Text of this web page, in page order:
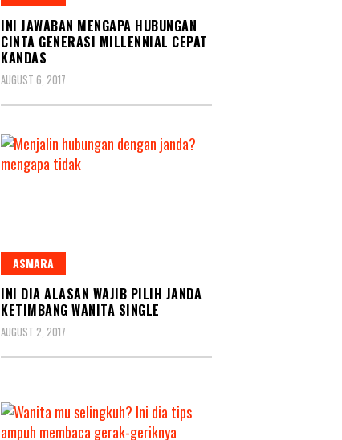
INI JAWABAN MENGAPA HUBUNGAN
CINTA GENERASI MILLENNIAL CEPAT
KANDAS
AUGUST 6, 2017
ASMARA
INI DIA ALASAN WAJIB PILIH JANDA
KETIMBANG WANITA SINGLE
AUGUST 2, 2017